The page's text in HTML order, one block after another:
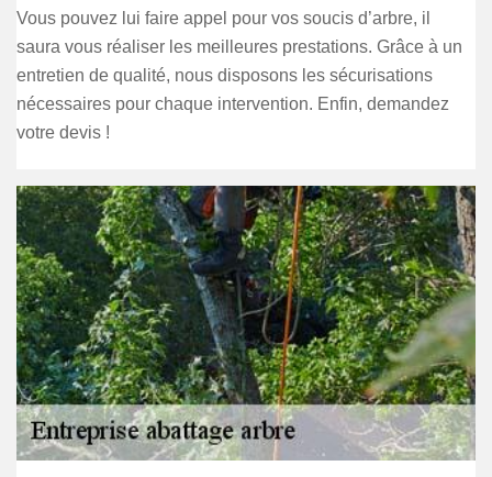
Vous pouvez lui faire appel pour vos soucis d’arbre, il
saura vous réaliser les meilleures prestations. Grâce à un
entretien de qualité, nous disposons les sécurisations
nécessaires pour chaque intervention. Enfin, demandez
votre devis !